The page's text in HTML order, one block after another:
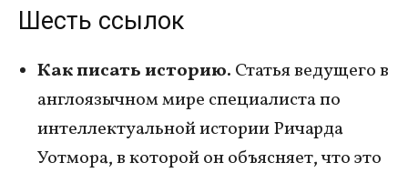
Шесть ссылок
Как писать историю. Статья ведущего в
англоязычном мире специалиста по
интеллектуальной истории Ричарда
Уотмора, в которой он объясняет, что это